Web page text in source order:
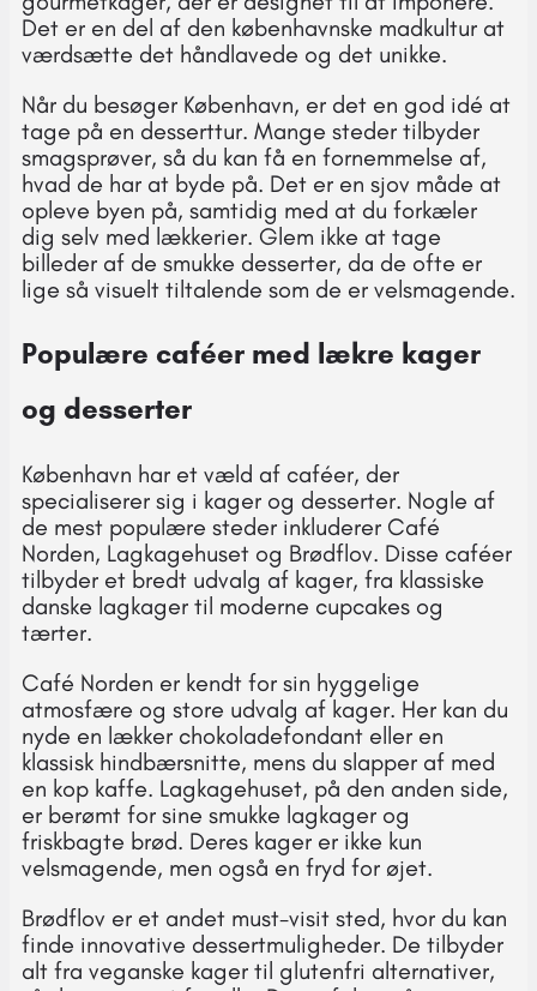
Det er en del af den københavnske madkultur at
værdsætte det håndlavede og det unikke.
Når du besøger København, er det en god idé at
tage på en desserttur. Mange steder tilbyder
smagsprøver, så du kan få en fornemmelse af,
hvad de har at byde på. Det er en sjov måde at
opleve byen på, samtidig med at du forkæler
dig selv med lækkerier. Glem ikke at tage
billeder af de smukke desserter, da de ofte er
lige så visuelt tiltalende som de er velsmagende.
Populære caféer med lækre kager
og desserter
København har et væld af caféer, der
specialiserer sig i kager og desserter. Nogle af
de mest populære steder inkluderer Café
Norden, Lagkagehuset og Brødflov. Disse caféer
tilbyder et bredt udvalg af kager, fra klassiske
danske lagkager til moderne cupcakes og
tærter.
Café Norden er kendt for sin hyggelige
atmosfære og store udvalg af kager. Her kan du
nyde en lækker chokoladefondant eller en
klassisk hindbærsnitte, mens du slapper af med
en kop kaffe. Lagkagehuset, på den anden side,
er berømt for sine smukke lagkager og
friskbagte brød. Deres kager er ikke kun
velsmagende, men også en fryd for øjet.
Brødflov er et andet must-visit sted, hvor du kan
finde innovative dessertmuligheder. De tilbyder
alt fra veganske kager til glutenfri alternativer,